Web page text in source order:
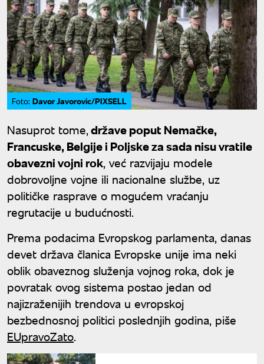
Foto: Davor Javorovic/PIXSELL
Nasuprot tome,države poput Nemačke,
Francuske, Belgije i Poljske za sada nisu vratile
obavezni vojni rok, već razvijaju modele
dobrovoljne vojne ili nacionalne službe, uz
političke rasprave o mogućem vraćanju
regrutacije u budućnosti.
Prema podacima Evropskog parlamenta, danas
devet država članica Evropske unije ima neki
oblik obaveznog služenja vojnog roka, dok je
povratak ovog sistema postao jedan od
najizraženijih trendova u evropskoj
bezbednosnoj politici poslednjih godina, piše
EUpravoZato.